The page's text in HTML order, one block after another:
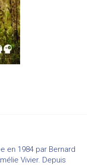
en 1984 par Bernard
Vivier. Depuis